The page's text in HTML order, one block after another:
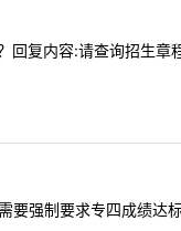
复内容:请查询招生章
强制要求专四成绩达